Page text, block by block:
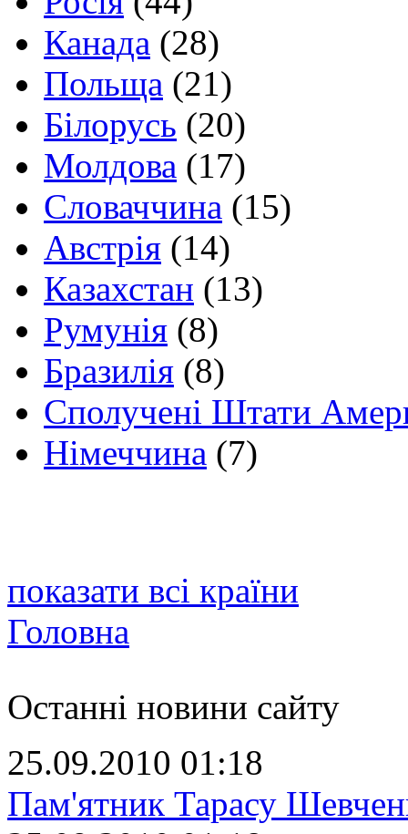
Канада (28)
Польща (21)
Білорусь (20)
Молдова (17)
Словаччина (15)
Австрія (14)
Казахстан (13)
Румунія (8)
Бразилія (8)
Сполучені Штати
Німеччина (7)
показати всі країни
Головна
Останні новини сайту
25.09.2010 01:18
Пам'ятник Тарасу